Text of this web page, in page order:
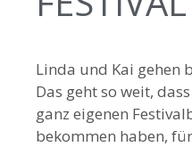
Linda und Kai gehen
Das geht so weit,
ganz eigenen
bekommen haben,